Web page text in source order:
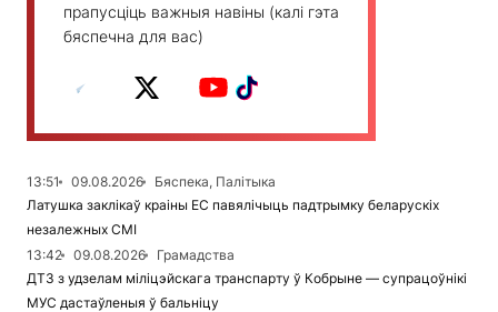
прапусціць важныя навіны (калі гэта
бяспечна для вас)
13:51 09.08.2026
Бяспека, Палітыка
Латушка заклікаў краіны ЕС павялічыць падтрымку беларускіх
незалежных СМІ
13:42
09.08.2026
Грамадства
ДТЗ з удзелам міліцэйскага транспарту ў Кобрыне — супрацоўнікі
МУС дастаўленыя ў бальніцу